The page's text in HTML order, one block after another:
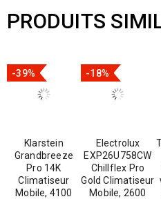
PRODUITS
-39%
Klarstein
Grandbreeze
Pro 14K
Climatiseur
Mobile, 4100
-18%
Electrolux
EXP26U758CW
Chillflex Pro
Gold Climatiseur
Mobile, 2600